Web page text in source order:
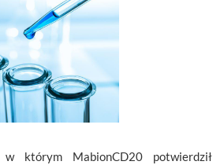
którym MabionCD20 potwierdził